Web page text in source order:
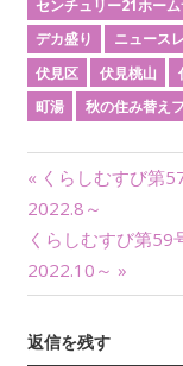
センチュリー21ホー
デカ盛り
ニュース
伏見区
伏見桃山
町湯
秋の住み替え
投
稿
ナ
ビ
前
の
記
事:
くらしむすび第
2022.8～
次
の
記
事:
くらしむすび第59
2022.10～
返信を残す